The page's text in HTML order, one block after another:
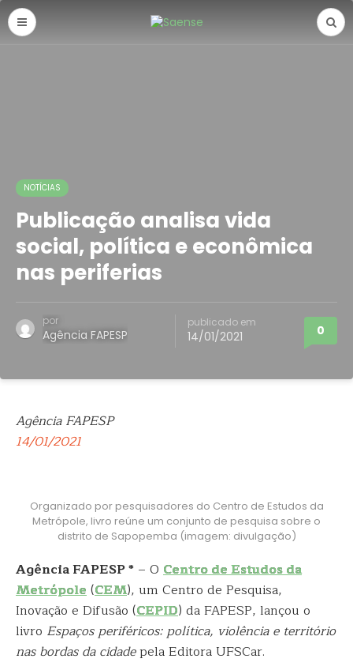
NOTÍCIAS
Publicação analisa vida
social, política e econômica
nas periferias
por
Agência FAPESP
publicado em
14/01/2021 0
Agência FAPESP
14/01/2021
Organizado por pesquisadores do Centro de Estudos da
Metrópole, livro reúne um conjunto de pesquisa sobre o
distrito de Sapopemba (imagem: divulgação)
Agência FAPESP * – O Centro de Estudos da
Metrópole(CEM), um Centro de Pesquisa,
Inovação e Difusão (CEPID) da FAPESP, lançou o
livro Espaços periféricos: política, violência e território
nas bordas da cidadepela Editora UFSCar.